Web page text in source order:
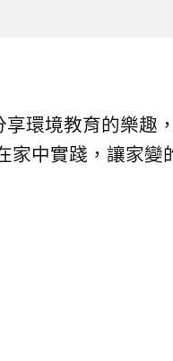
環境教育的樂趣
中實踐，讓家